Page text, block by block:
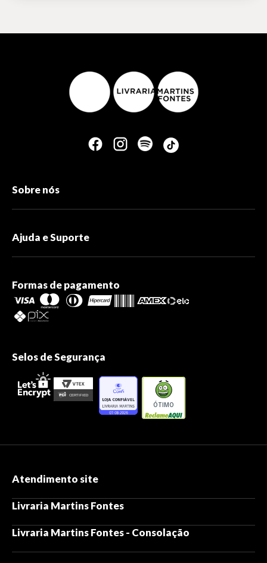
Sobre nós
Ajuda e Suporte
Formas de pagamento
Selos de Segurança
ÓTIMO
Atendimento site
Livraria Martins Fontes
Livraria Martins Fontes - Consolação